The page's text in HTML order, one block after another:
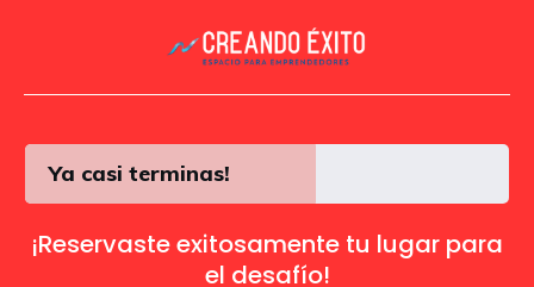
Ya casi terminas!
¡Reservaste exitosamente tu lugar para
el desafío!